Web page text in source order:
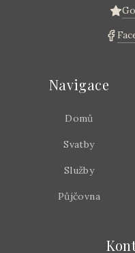
Navigace
Domů
Svatby
Služby
Půjčovna